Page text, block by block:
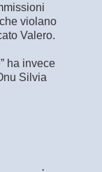
violano
Valero.
ha invece
Silvia